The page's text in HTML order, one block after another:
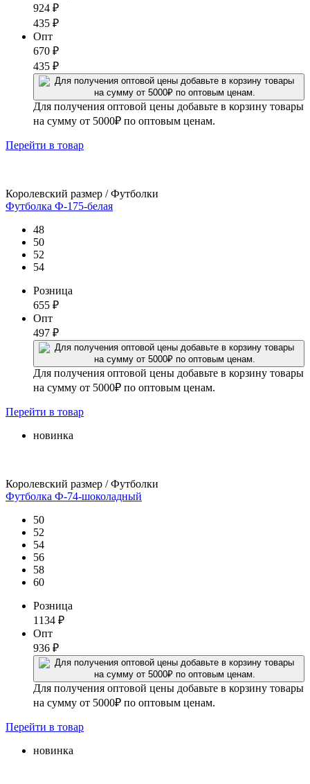
924 ₽
435 ₽
Опт
670 ₽
435 ₽
Для получения оптовой цены добавьте в корзину товары
на сумму от 5000₽ по оптовым ценам.
Перейти в товар
Королевский размер / Футболки
Футболка Ф-175-белая
48
50
52
54
Розница
655 ₽
Опт
497 ₽
Для получения оптовой цены добавьте в корзину товары
на сумму от 5000₽ по оптовым ценам.
Перейти в товар
новинка
Королевский размер / Футболки
Футболка Ф-74-шоколадный
50
52
54
56
58
60
Розница
1134 ₽
Опт
936 ₽
Для получения оптовой цены добавьте в корзину товары
на сумму от 5000₽ по оптовым ценам.
Перейти в товар
новинка